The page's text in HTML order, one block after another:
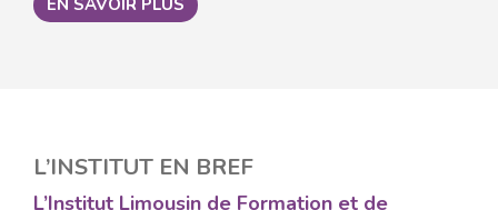
EN SAVOIR PLUS
L’INSTITUT EN BREF
L’Institut Limousin de Formation et de